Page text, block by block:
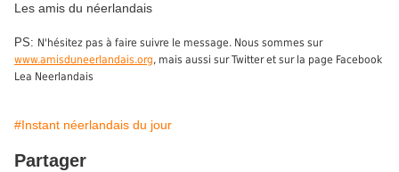
Les amis du néerlandais
PS: N'hésitez pas à faire suivre le message. Nous sommes sur
www.amisduneerlandais.org, mais aussi sur Twitter et sur la page Facebook
Lea Neerlandais
#Instant néerlandais du jour
Partager